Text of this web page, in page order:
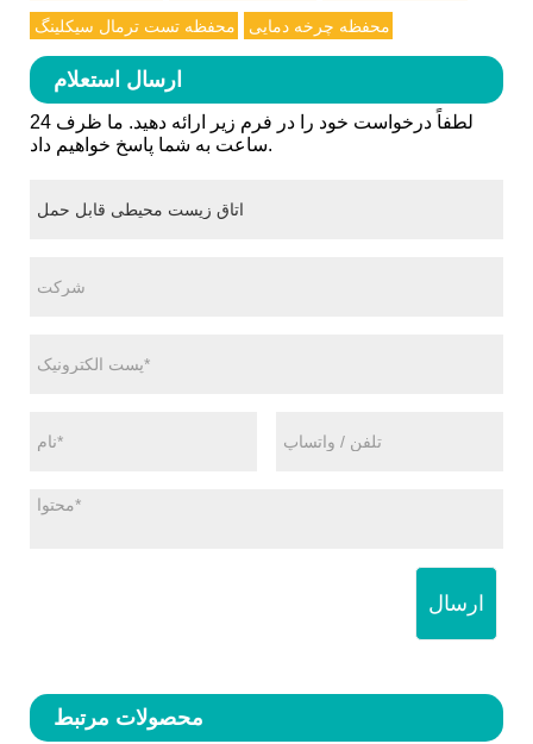
محفظه تست ترمال سیکلینگ محفظه چرخه دمایی
ارسال استعلام
لطفاً درخواست خود را در فرم زیر ارائه دهید. ما ظرف 24
ساعت به شما پاسخ خواهیم داد.
ارسال
محصولات مرتبط